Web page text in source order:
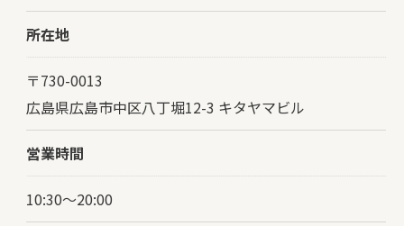
所在地
〒730-0013
広島県広島市中区八丁堀12-3 キタヤマビル
営業時間
10:30～20:00